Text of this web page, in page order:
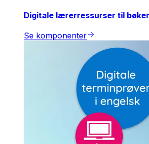
Digitale lærerressurser til bøker
Se komponenter